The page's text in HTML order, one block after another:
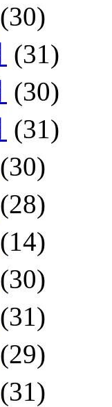
(30)
(31)
(30)
(31)
(30)
(28)
(14)
(30)
(31)
(29)
(31)